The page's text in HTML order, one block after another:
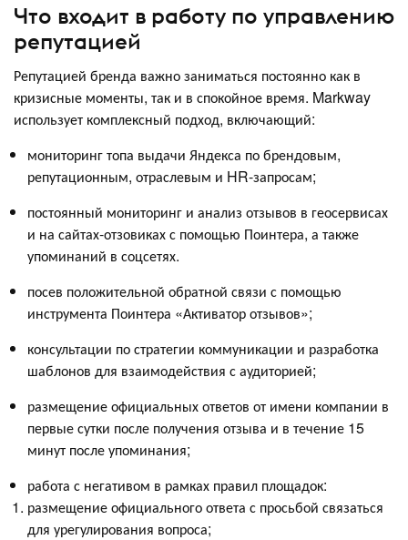
Что входит в работу по управлению
репутацией
Репутацией бренда важно заниматься постоянно как в
кризисные моменты, так и в спокойное время. Markway
использует комплексный подход, включающий:
мониторинг топа выдачи Яндекса по брендовым,
репутационным, отраслевым и HR-запросам;
постоянный мониторинг и анализ отзывов в геосервисах
и на сайтах-отзовиках с помощью Поинтера, а также
упоминаний в соцсетях.
посев положительной обратной связи с помощью
инструмента Поинтера «Активатор отзывов»;
консультации по стратегии коммуникации и разработка
шаблонов для взаимодействия с аудиторией;
размещение официальных ответов от имени компании в
первые сутки после получения отзыва и в течение 15
минут после упоминания;
работа с негативом в рамках правил площадок:
размещение официального ответа с просьбой связаться
для урегулирования вопроса;